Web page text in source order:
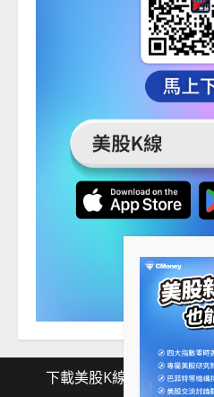
下載美股K線 Facebook